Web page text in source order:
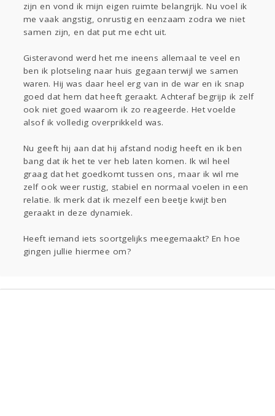
zijn en vond ik mijn eigen ruimte belangrijk. Nu voel ik
me vaak angstig, onrustig en eenzaam zodra we niet
samen zijn, en dat put me echt uit.
Gisteravond werd het me ineens allemaal te veel en
ben ik plotseling naar huis gegaan terwijl we samen
waren. Hij was daar heel erg van in de war en ik snap
goed dat hem dat heeft geraakt. Achteraf begrijp ik zelf
ook niet goed waarom ik zo reageerde. Het voelde
alsof ik volledig overprikkeld was.
Nu geeft hij aan dat hij afstand nodig heeft en ik ben
bang dat ik het te ver heb laten komen. Ik wil heel
graag dat het goedkomt tussen ons, maar ik wil me
zelf ook weer rustig, stabiel en normaal voelen in een
relatie. Ik merk dat ik mezelf een beetje kwijt ben
geraakt in deze dynamiek.
Heeft iemand iets soortgelijks meegemaakt? En hoe
gingen jullie hiermee om?